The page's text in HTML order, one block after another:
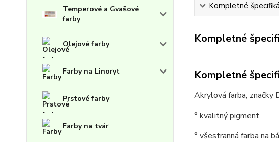
Temperové a Gvašové
farby
Olejové farby
Farby na Linoryt
Prstové farby
Farby na tvár
Kompletné
Kompletné
Kompletné
Akrylová farba, značky
° kvalitný pigment
° všestranná farba na